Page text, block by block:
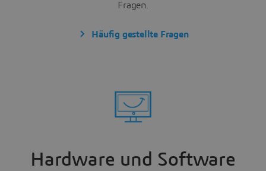
Fragen.
Häufig gestellte Fragen
Hardware und Software